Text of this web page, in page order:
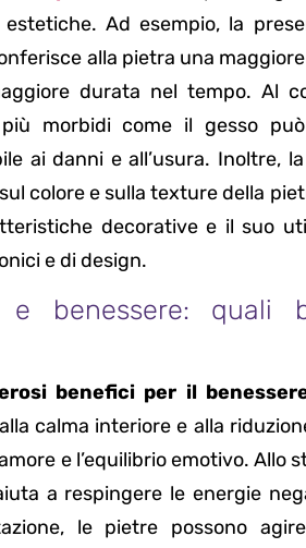
Ad esempio, la
alla pietra una
durata nel tempo. Al
più morbidi come il gesso
ai danni e all’usura. Inoltre,
colore e sulla texture della
decorative e il suo
e di design.
e benessere: quali
benefici per il
calma interiore e alla
e l’equilibrio emotivo. Allo
a respingere le energie
le pietre possono